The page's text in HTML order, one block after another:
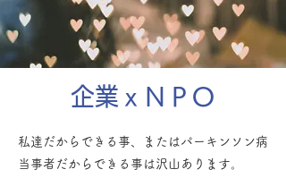
企業ｘＮＰＯ
私達だからできる事、またはパーキンソン病
当事者だからできる事は沢山あります。